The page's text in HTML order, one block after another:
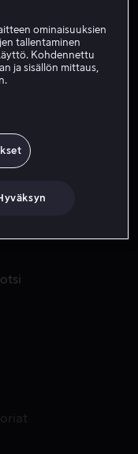
tositapahtumiin
joka
taistelussa.
Pyros
ominaisuuksien
tallentaminen
Kohdennettu
ja sisällön mittaus,